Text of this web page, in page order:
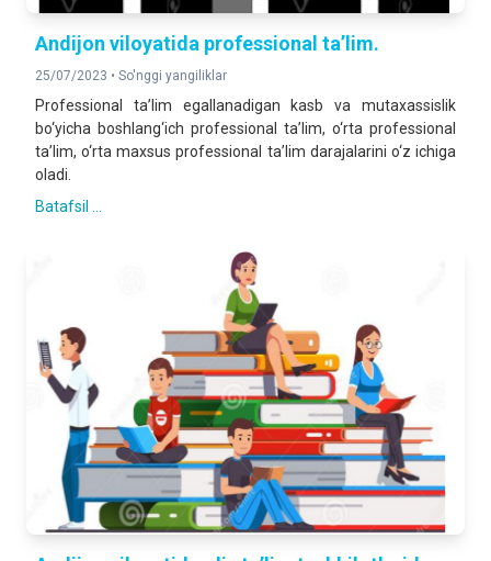
Andijon viloyatida professional ta’lim.
25/07/2023 • So'nggi yangiliklar
Professional ta’lim egallanadigan kasb va mutaxassislik
bo‘yicha boshlang‘ich professional ta’lim, o‘rta professional
ta’lim, o‘rta maxsus professional ta’lim darajalarini o‘z ichiga
oladi.
Batafsil ...